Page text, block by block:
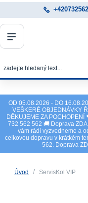
OD 05.08.2026 - DO
VEŠKERÉ OBJEDNÁVKY
DĚKUJEME ZA
732 562 562 🚚 Doprava
vám rádi vyzvedneme a
celkovou dopravu v krátkém
562. Doprava
Úvod ServisKol VIP